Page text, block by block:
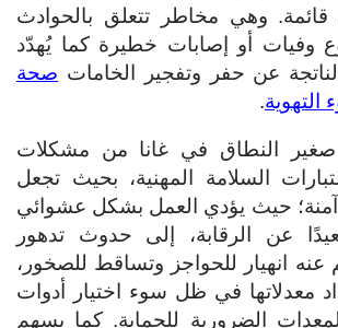
قائمة. وهي مخاطر تتعلق بالحوادث
وفيات أو إصابات خطيرة كما يُهدّد
الناتجة عن حفر وتفجير الخامات صحة
التهوية.
صغير النطاق في غانا من مشكلات
السلامة المهنية، بحيث تجعل
آمنة؛ حيث يؤدي العمل بشكل عشوائي
عن الرقابة، إلى حدوث تدهور
عنه انهيار للحواجز وتساقط للصخور،
معدلاتها في ظل سوء اختيار أدوات
الضرورية للحماية. كما يسهم